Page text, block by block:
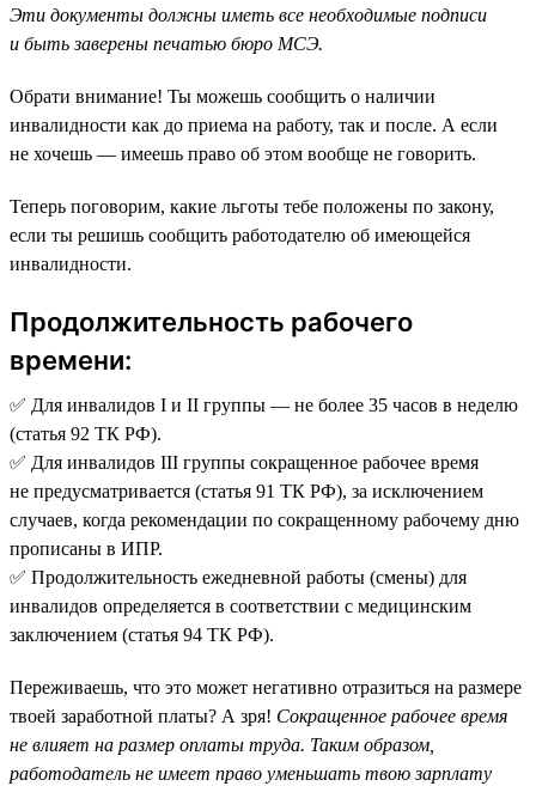
Эти документы должны иметь все необходимые подписи
и быть заверены печатью бюро МСЭ.
Обрати внимание! Ты можешь сообщить о наличии
инвалидности как до приема на работу, так и после. А если
не хочешь — имеешь право об этом вообще не говорить.
Теперь поговорим, какие льготы тебе положены по закону,
если ты решишь сообщить работодателю об имеющейся
инвалидности.
Продолжительность рабочего
времени:
✅ Для инвалидов I и II группы — не более 35 часов в неделю
(статья 92 ТК РФ).
✅ Для инвалидов III группы сокращенное рабочее время
не предусматривается (статья 91 ТК РФ), за исключением
случаев, когда рекомендации по сокращенному рабочему дню
прописаны в ИПР.
✅ Продолжительность ежедневной работы (смены) для
инвалидов определяется в соответствии с медицинским
заключением (статья 94 ТК РФ).
Переживаешь, что это может негативно отразиться на размере
твоей заработной платы? А зря! Сокращенное рабочее время
не влияет на размер оплаты труда. Таким образом,
работодатель не имеет право уменьшать твою зарплату